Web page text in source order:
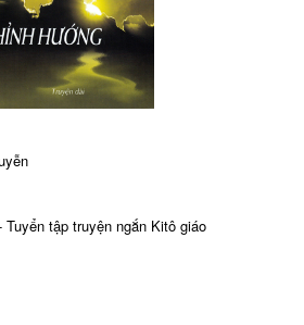
Tuyển tập truyện ngắn Kitô giáo